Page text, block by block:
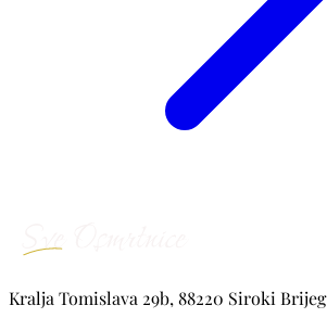
Kralja Tomislava 29b, 88220 Siroki Brijeg